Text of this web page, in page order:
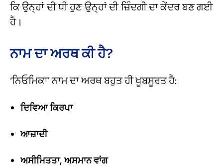
ਕਿ ਉਨ੍ਹਾਂ ਦੀ ਧੀ ਹੁਣ ਉਨ੍ਹਾਂ ਦੀ ਜ਼ਿੰਦਗੀ ਦਾ ਕੇਂਦਰ ਬਣ ਗਈ
ਹੈ।
ਨਾਮ ਦਾ ਅਰਥ ਕੀ ਹੈ?
‘ਨਿਓਮਿਕਾ’ ਨਾਮ ਦਾ ਅਰਥ ਬਹੁਤ ਹੀ ਖੂਬਸੂਰਤ ਹੈ:
ਦਿਵਿਆ ਕਿਰਪਾ
ਆਜ਼ਾਦੀ
ਅਸੀਮਿਤਤਾ, ਅਸਮਾਨ ਵਾਂਗ